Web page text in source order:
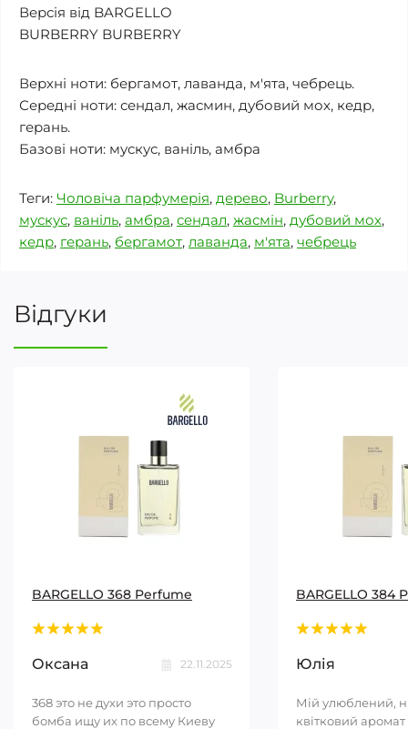
Версія від BARGELLO
BURBERRY BURBERRY
Верхні ноти: бергамот, лаванда, м'ята, чебрець.
Середні ноти: сендал, жасмин, дубовий мох, кедр,
герань.
Базові ноти: мускус, ваніль, амбра
Теги: Чоловіча парфумерія, дерево, Burberry,
мускус, ваніль, амбра, сендал, жасмін, дубовий мох,
кедр, герань, бергамот, лаванда, м'ята, чебрець
Відгуки
BARGELLO 368 Perfume
Оксана 22.11.2025
368 это не духи это просто
бомба ищу их по всему Киеву
BARGELLO 384
Юлія
Мій улюблений,
квітковий аромат